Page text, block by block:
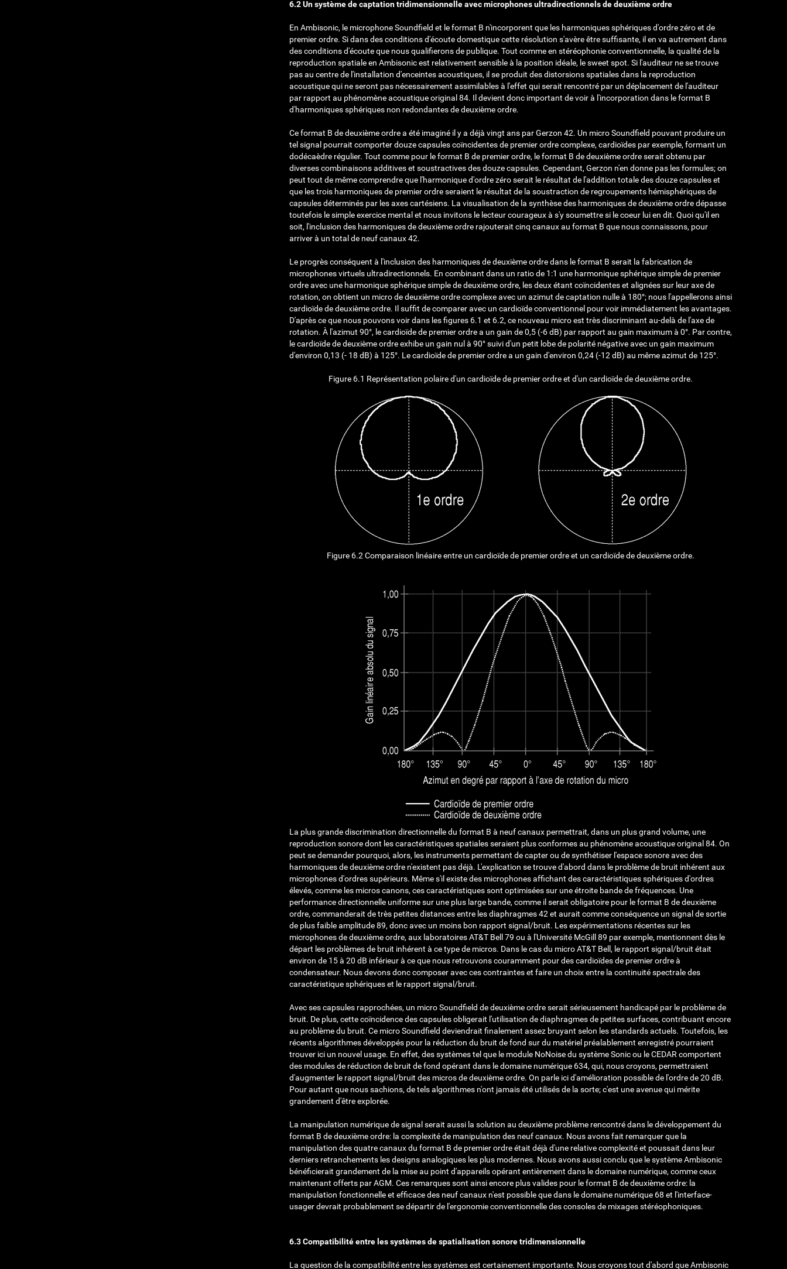
6.2 Un système de captation tridimensionnelle avec microphones ultradirectionnels de deuxième ordre
En Ambisonic, le microphone Soundfield et le format B n'incorporent que les harmoniques sphériques d'ordre zéro et de
premier ordre. Si dans des conditions d'écoute domestique cette résolution s'avère être suffisante, il en va autrement dans
des conditions d'écoute que nous qualifierons de publique. Tout comme en stéréophonie conventionnelle, la qualité de la
reproduction spatiale en Ambisonic est relativement sensible à la position idéale, le sweet spot. Si l'auditeur ne se trouve
pas au centre de l'installation d'enceintes acoustiques, il se produit des distorsions spatiales dans la reproduction
acoustique qui ne seront pas nécessairement assimilables à l'effet qui serait rencontré par un déplacement de l'auditeur
par rapport au phénomène acoustique original 84. Il devient donc important de voir à l'incorporation dans le format B
d'harmoniques sphériques non redondantes de deuxième ordre.
Ce format B de deuxième ordre a été imaginé il y a déjà vingt ans par Gerzon 42. Un micro Soundfield pouvant produire un
tel signal pourrait comporter douze capsules coïncidentes de premier ordre complexe, cardioïdes par exemple, formant un
dodécaèdre régulier. Tout comme pour le format B de premier ordre, le format B de deuxième ordre serait obtenu par
diverses combinaisons additives et soustractives des douze capsules. Cependant, Gerzon n'en donne pas les formules; on
peut tout de même comprendre que l'harmonique d'ordre zéro serait le résultat de l'addition totale des douze capsules et
que les trois harmoniques de premier ordre seraient le résultat de la soustraction de regroupements hémisphériques de
capsules déterminés par les axes cartésiens. La visualisation de la synthèse des harmoniques de deuxième ordre dépasse
toutefois le simple exercice mental et nous invitons le lecteur courageux à s'y soumettre si le coeur lui en dit. Quoi qu'il en
soit, l'inclusion des harmoniques de deuxième ordre rajouterait cinq canaux au format B que nous connaissons, pour
arriver à un total de neuf canaux42.
Le progrès conséquent à l'inclusion des harmoniques de deuxième ordre dans le format B serait la fabrication de
microphones virtuels ultradirectionnels. En combinant dans un ratio de 1:1 une harmonique sphérique simple de premier
ordre avec une harmonique sphérique simple de deuxième ordre, les deux étant coïncidentes et alignées sur leur axe de
rotation, on obtient un micro de deuxième ordre complexe avec un azimut de captation nulle à 180°; nous l'appellerons ainsi
cardioïde de deuxième ordre. Il suffit de comparer avec un cardioïde conventionnel pour voir immédiatement les avantages.
D'après ce que nous pouvons voir dans les figures 6.1 et 6.2, ce nouveau micro est très discriminant au-delà de l'axe de
rotation. À l'azimut 90°, le cardioïde de premier ordre a un gain de 0,5 (-6 dB) par rapport au gain maximum à 0°. Par contre,
le cardioïde de deuxième ordre exhibe un gain nul à 90° suivi d'un petit lobe de polarité négative avec un gain maximum
d'environ 0,13 (- 18 dB) à 125°. Le cardioïde de premier ordre a un gain d'environ 0,24 (-12 dB) au même azimut de 125°.
Figure 6.1 Représentation polaire d'un cardioïde de premier ordre et d'un cardioïde de deuxième ordre.
Figure 6.2 Comparaison linéaire entre un cardioïde de premier ordre et un cardioïde de deuxième ordre.
La plus grande discrimination directionnelle du format B à neuf canaux permettrait, dans un plus grand volume, une
reproduction sonore dont les caractéristiques spatiales seraient plus conformes au phénomène acoustique original 84. On
peut se demander pourquoi, alors, les instruments permettant de capter ou de synthétiser l'espace sonore avec des
harmoniques de deuxième ordre n'existent pas déjà. L'explication se trouve d'abord dans le problème de bruit inhérent aux
microphones d'ordres supérieurs. Même s'il existe des microphones affichant des caractéristiques sphériques d'ordres
élevés, comme les micros canons, ces caractéristiques sont optimisées sur une étroite bande de fréquences. Une
performance directionnelle uniforme sur une plus large bande, comme il serait obligatoire pour le format B de deuxième
ordre, commanderait de très petites distances entre les diaphragmes42 et aurait comme conséquence un signal de sortie
de plus faible amplitude89, donc avec un moins bon rapport signal/bruit. Les expérimentations récentes sur les
microphones de deuxième ordre, aux laboratoires AT&T Bell 79 ou à l'Université McGill 89 par exemple, mentionnent dès le
départ les problèmes de bruit inhérent à ce type de micros. Dans le cas du micro AT&T Bell, le rapport signal/bruit était
environ de 15 à 20 dB inférieur à ce que nous retrouvons couramment pour des cardioïdes de premier ordre à
condensateur. Nous devons donc composer avec ces contraintes et faire un choix entre la continuité spectrale des
caractéristique sphériques et le rapport signal/bruit.
Avec ses capsules rapprochées, un micro Soundfield de deuxième ordre serait sérieusement handicapé par le problème de
bruit. De plus, cette coïncidence des capsules obligerait l'utilisation de diaphragmes de petites surfaces, contribuant encore
au problème du bruit. Ce micro Soundfield deviendrait finalement assez bruyant selon les standards actuels. Toutefois, les
récents algorithmes développés pour la réduction du bruit de fond sur du matériel préalablement enregistré pourraient
trouver ici un nouvel usage. En effet, des systèmes tel que le module NoNoise du système Sonic ou le CEDAR comportent
des modules de réduction de bruit de fond opérant dans le domaine numérique 634, qui, nous croyons, permettraient
d'augmenter le rapport signal/bruit des micros de deuxième ordre. On parle ici d'amélioration possible de l'ordre de 20 dB.
Pour autant que nous sachions, de tels algorithmes n'ont jamais été utilisés de la sorte; c'est une avenue qui mérite
grandement d'être explorée.
La manipulation numérique de signal serait aussi la solution au deuxième problème rencontré dans le développement du
format B de deuxième ordre: la complexité de manipulation des neuf canaux. Nous avons fait remarquer que la
manipulation des quatre canaux du format B de premier ordre était déjà d'une relative complexité et poussait dans leur
derniers retranchements les designs analogiques les plus modernes. Nous avons aussi conclu que le système Ambisonic
bénéficierait grandement de la mise au point d'appareils opérant entièrement dans le domaine numérique, comme ceux
maintenant offerts par AGM. Ces remarques sont ainsi encore plus valides pour le format B de deuxième ordre: la
manipulation fonctionnelle et efficace des neuf canaux n'est possible que dans le domaine numérique 68 et l'interface-
usager devrait probablement se départir de l'ergonomie conventionnelle des consoles de mixages stéréophoniques.
6.3 Compatibilité entre les systèmes de spatialisation sonore tridimensionnelle
La question de la compatibilité entre les systèmes est certainement importante. Nous croyons tout d'abord que Ambisonic